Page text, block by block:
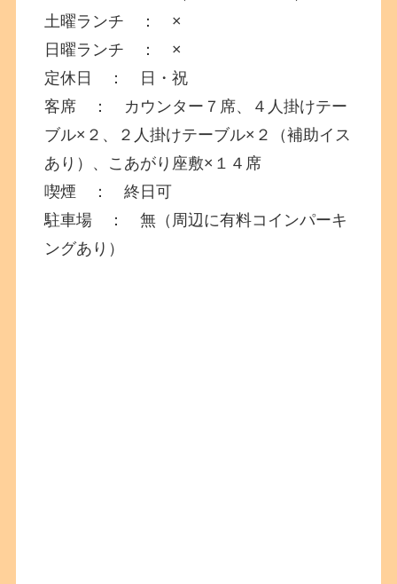
土曜ランチ ： ×
日曜ランチ ： ×
定休日 ： 日・祝
客席 ： カウンター７席、４人掛けテー
ブル×２、２人掛けテーブル×２（補助イス
あり）、こあがり座敷×１４席
喫煙 ： 終日可
駐車場 ： 無（周辺に有料コインパーキ
ングあり）